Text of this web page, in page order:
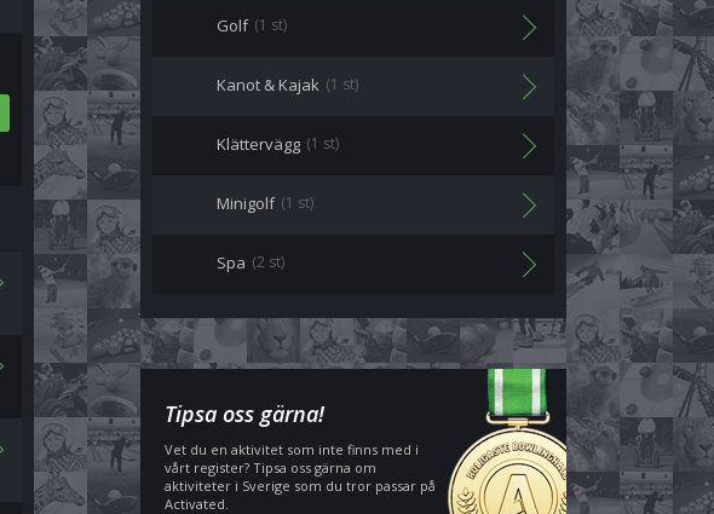
Golf (1 st)
Kanot & Kajak (1 st)
Klättervägg (1 st)
Minigolf (1 st)
Spa (2 st)
Tipsa oss gärna!
Vet du en aktivitet som inte finns med i
vårt register? Tipsa oss gärna om
aktiviteter i Sverige som du tror passar på
Activated.